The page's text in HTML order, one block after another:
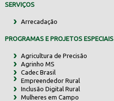
SERVIÇOS
Arrecadação
PROGRAMAS E PROJETOS ESPECIAIS
Agricultura de Precisão
Agrinho MS
Cadec Brasil
Empreendedor Rural
Inclusão Digital Rural
Mulheres em Campo